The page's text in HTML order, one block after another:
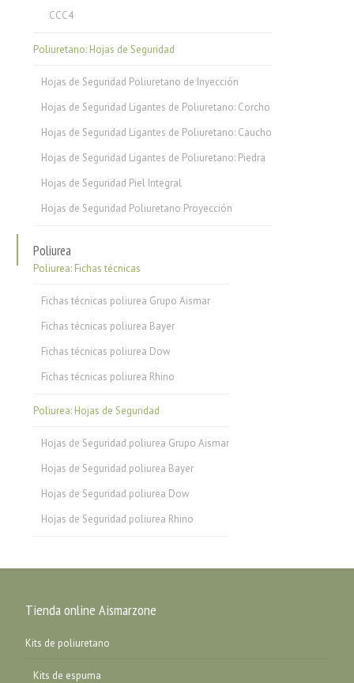
CCC4
Poliuretano: Hojas de Seguridad
Hojas de Seguridad Poliuretano de Inyección
Hojas de Seguridad Ligantes de Poliuretano: Corcho
Hojas de Seguridad Ligantes de Poliuretano: Caucho
Hojas de Seguridad Ligantes de Poliuretano: Piedra
Hojas de Seguridad Piel Integral
Hojas de Seguridad Poliuretano Proyección
Poliurea
Poliurea: Fichas técnicas
Fichas técnicas poliurea Grupo Aismar
Fichas técnicas poliurea Bayer
Fichas técnicas poliurea Dow
Fichas técnicas poliurea Rhino
Poliurea: Hojas de Seguridad
Hojas de Seguridad poliurea Grupo Aismar
Hojas de Seguridad poliurea Bayer
Hojas de Seguridad poliurea Dow
Hojas de Seguridad poliurea Rhino
Tienda online Aismarzone
Kits de poliuretano
Kits de espuma